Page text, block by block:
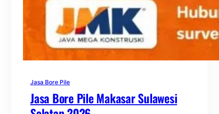
Jasa Bore Pile
Jasa Bore Pile Makasar Sulawesi